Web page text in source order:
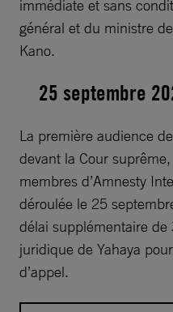
immédiate et sans
général et du ministre
Kano.
25 septembre
La première audience
devant la Cour
membres d’Amnesty
déroulée le 25
délai supplémentaire de
juridique de Yahaya
d’appel.